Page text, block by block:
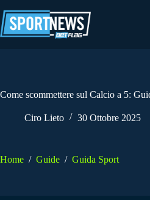
al
contenuto
Come scommettere sul Calcio a 5:
Ciro Lieto 30 Ottobre 2025
Home / Guide / Guida Sport